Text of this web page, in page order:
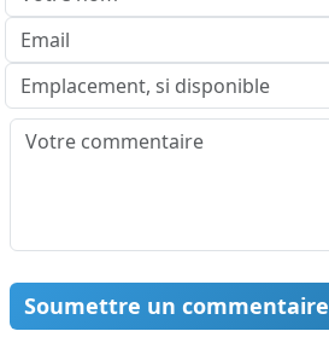
Soumettre un commentaire